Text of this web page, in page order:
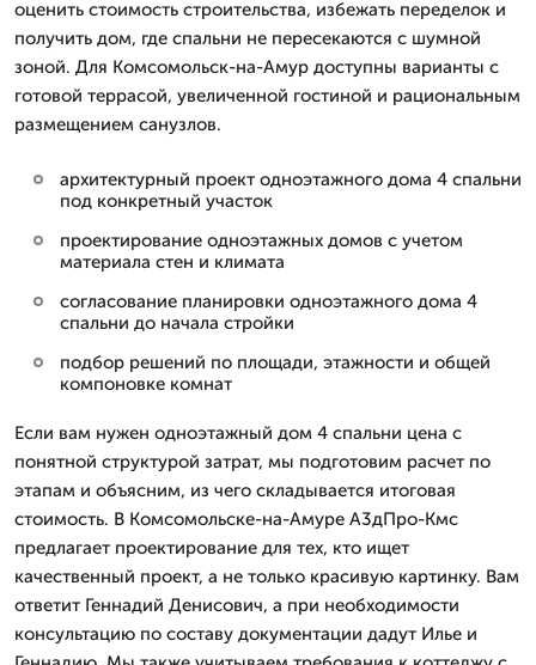
оценить стоимость строительства, избежать переделок и
получить дом, где спальни не пересекаются с шумной
зоной. Для Комсомольск-на-Амур доступны варианты с
готовой террасой, увеличенной гостиной и рациональным
размещением санузлов.
архитектурный проект одноэтажного дома 4 спальни
под конкретный участок
проектирование одноэтажных домов с учетом
материала стен и климата
согласование планировки одноэтажного дома 4
спальни до начала стройки
подбор решений по площади, этажности и общей
компоновке комнат
Если вам нужен одноэтажный дом 4 спальни цена с
понятной структурой затрат, мы подготовим расчет по
этапам и объясним, из чего складывается итоговая
стоимость. В Комсомольске-на-Амуре А3дПро-Кмс
предлагает проектирование для тех, кто ищет
качественный проект, а не только красивую картинку. Вам
ответит Геннадий Денисович, а при необходимости
консультацию по составу документации дадут Илье и